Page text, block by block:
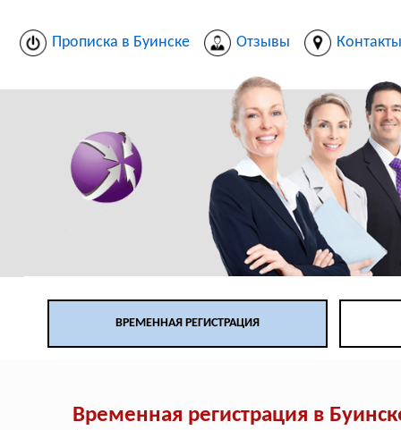
Прописка в Буинске Отзывы Контакты
ВРЕМЕННАЯ РЕГИСТРАЦИЯ
Временная регистрация в